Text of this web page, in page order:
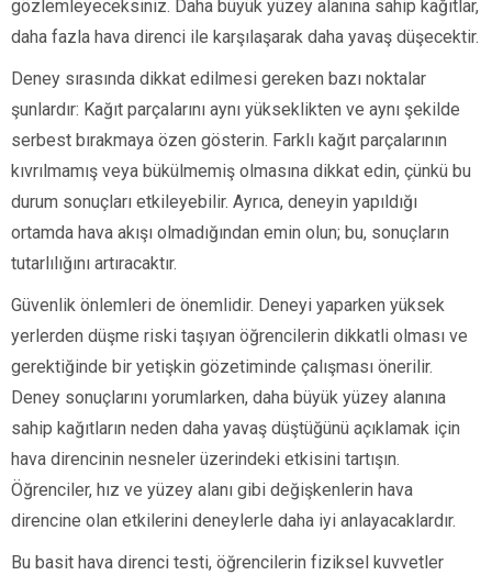
gözlemleyeceksiniz. Daha büyük yüzey alanına sahip kağıtlar,
daha fazla hava direnci ile karşılaşarak daha yavaş düşecektir.
Deney sırasında dikkat edilmesi gereken bazı noktalar
şunlardır: Kağıt parçalarını aynı yükseklikten ve aynı şekilde
serbest bırakmaya özen gösterin. Farklı kağıt parçalarının
kıvrılmamış veya bükülmemiş olmasına dikkat edin, çünkü bu
durum sonuçları etkileyebilir. Ayrıca, deneyin yapıldığı
ortamda hava akışı olmadığından emin olun; bu, sonuçların
tutarlılığını artıracaktır.
Güvenlik önlemleri de önemlidir. Deneyi yaparken yüksek
yerlerden düşme riski taşıyan öğrencilerin dikkatli olması ve
gerektiğinde bir yetişkin gözetiminde çalışması önerilir.
Deney sonuçlarını yorumlarken, daha büyük yüzey alanına
sahip kağıtların neden daha yavaş düştüğünü açıklamak için
hava direncinin nesneler üzerindeki etkisini tartışın.
Öğrenciler, hız ve yüzey alanı gibi değişkenlerin hava
direncine olan etkilerini deneylerle daha iyi anlayacaklardır.
Bu basit hava direnci testi, öğrencilerin fiziksel kuvvetler